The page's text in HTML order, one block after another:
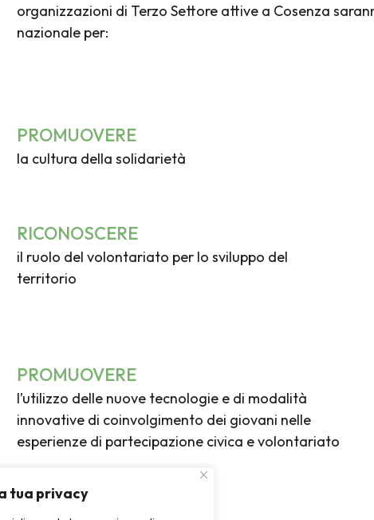
tua privacy
organizzazioni di Terzo Settore attive a Cosenza
nazionale per:
PROMUOVERE
la cultura della solidarietà
RICONOSCERE
il ruolo del volontariato per lo sviluppo del
territorio
PROMUOVERE
l’utilizzo delle nuove tecnologie e di modalità
innovative di coinvolgimento dei giovani nelle
esperienze di partecipazione civica e volontariato